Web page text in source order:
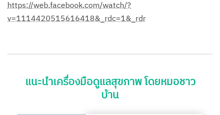
https://web.facebook.com/watch/?
v=1114420515616418&_rdc=1&_rdr
แนะนำเครื่องมือดูแลสุขภาพ โดยหมอชาว
บ้าน